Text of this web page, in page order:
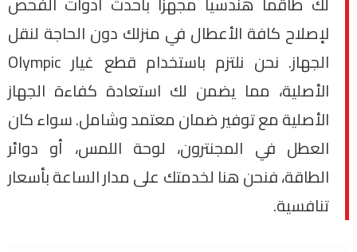
لإصلاح كافة الأعطال في منزلك دون الحاجة لنقل
الجهاز. نحن نلتزم باستخدام قطع غيار Olympic
الأصلية، مما يضمن لك استعادة كفاءة الجهاز
الأصلية مع توفير ضمان معتمد وشامل. سواء كان
العطل في المجنترون، لوحة اللمس، أو دوائر
الطاقة، فنحن هنا لخدمتك على مدار الساعة بأسعار
تنافسية.